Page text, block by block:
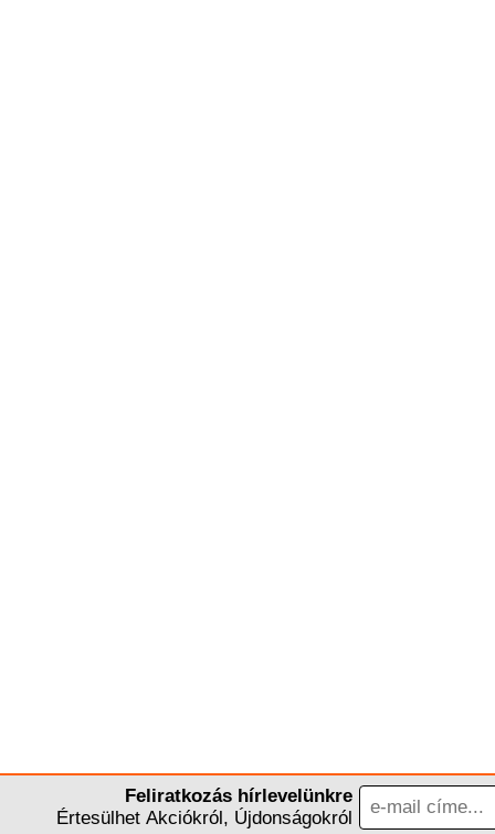
Feliratkozás hírlevelünkre
Értesülhet Akciókról, Újdonságokról